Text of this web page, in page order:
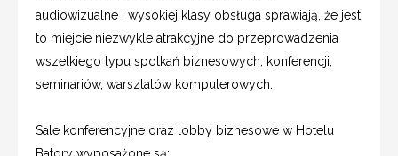
audiowizualne i wysokiej klasy obsługa sprawiają, że jest
to miejcie niezwykle atrakcyjne do przeprowadzenia
wszelkiego typu spotkań biznesowych, konferencji,
seminariów, warsztatów komputerowych.
Sale konferencyjne oraz lobby biznesowe w Hotelu